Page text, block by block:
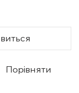
Порівняти